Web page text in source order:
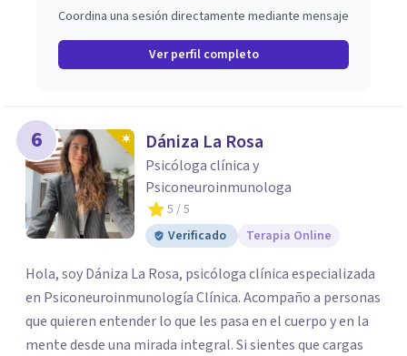
Coordina una sesión directamente mediante mensaje
Ver perfil completo
6 Dániza La Rosa
Psicóloga clínica y
Psiconeuroinmunologa
5 / 5
Verificado
Terapia Online
Hola, soy Dániza La Rosa, psicóloga clínica especializada
en Psiconeuroinmunología Clínica. Acompaño a personas
que quieren entender lo que les pasa en el cuerpo y en la
mente desde una mirada integral. Si sientes que cargas